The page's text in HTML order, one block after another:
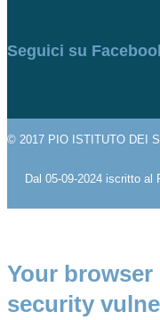
Seguici su
© 2017 PIO ISTITUTO DEI
Dal 05-09-2024 iscritto al
Your
security